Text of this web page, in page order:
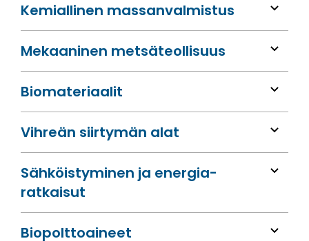
Kemiallinen massan­valmistus
Mekaaninen metsä­teollisuus
Bio­materiaalit
Vihreän siirtymän alat
Sähköis­tyminen ja energia­
ratkaisut
Bio­polttoaineet